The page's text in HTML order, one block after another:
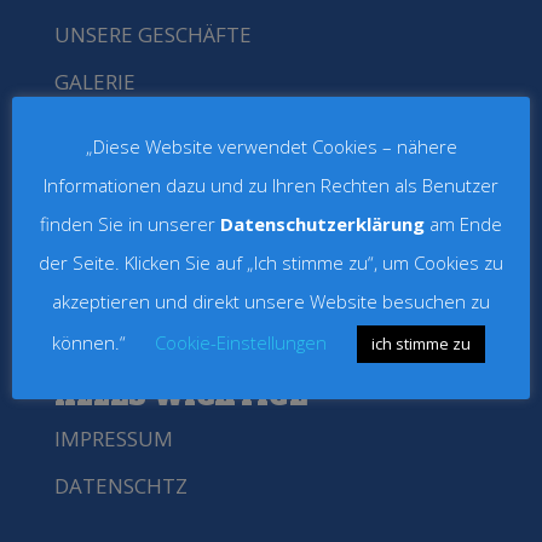
UNSERE GESCHÄFTE
GALERIE
KONTAKT
Eschenweg 17a
18182 Bentwisch
Tel.:0163 570 44 36
Email:
geisler.schausteller@gmx.de
ALLES WICHTIGE
IMPRESSUM
DATENSCHTZ
„Diese Website verwendet Cookies – nähere
Informationen dazu und zu Ihren Rechten als Benutzer
finden Sie in unserer Datenschutzerklärung am Ende
der Seite. Klicken Sie auf „Ich stimme zu“, um Cookies zu
akzeptieren und direkt unsere Website besuchen zu
können.“
Cookie-Einstellungen ich stimme zu